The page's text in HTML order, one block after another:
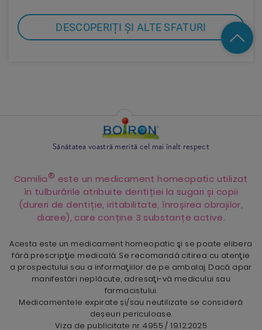
DESCOPERIȚI ȘI ALTE SFATURI
Sănătatea voastră merită cel mai înalt respect
Camilia® este un medicament homeopatic utilizat
în tulburările atribuite dentiției la sugari și copii
(dureri de dentiție, iritabilitate, înroșirea obrajilor,
diaree), care conține 3 substanțe active.
Acesta este un medicament homeopatic şi se poate elibera
fără prescripţie medicală. Se recomandă citirea cu atenţie
a prospectului sau a informaţiilor de pe ambalaj. Dacă apar
manifestări neplăcute, adresaţi-vă medicului sau
farmacistului.
Medicamentele expirate și/sau neutilizate se consideră
deșeuri periculoase.
Viza de publicitate nr. 4955 / 19.12.2025